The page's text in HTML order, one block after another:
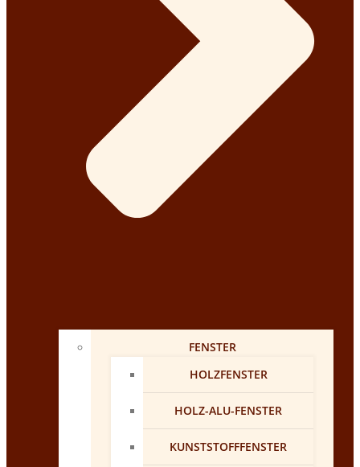
FENSTER
HOLZFENSTER
HOLZ-ALU-FENSTER
KUNSTSTOFFFENSTER